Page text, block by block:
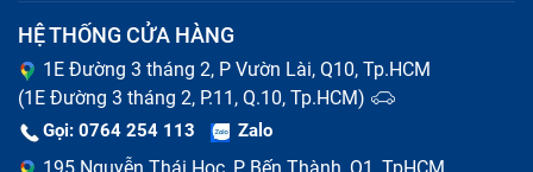
MB/s đến 7,000 MB/s, tùy thuộc vào phiên bản PCIe
được sử dụng.
Ứng dụng: Dùng cho các laptop cao cấp, chơi game,
hoặc các máy tính xách tay cần hiệu suất cao.
HỆ THỐNG CỬA HÀNG
1E Đường 3 tháng 2, P Vườn Lài, Q10, Tp.HCM
(1E Đường 3 tháng 2, P.11, Q.10, Tp.HCM)
Gọi: 0764 254 113 Zalo